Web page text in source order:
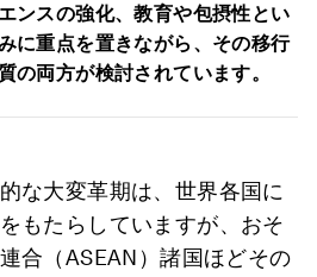
ンスの強化、教育や包摂性とい
に重点を置きながら、その移行
の両方が検討されています。
な大変革期は、世界各国に
もたらしていますが、おそ
合（ASEAN）諸国ほどその